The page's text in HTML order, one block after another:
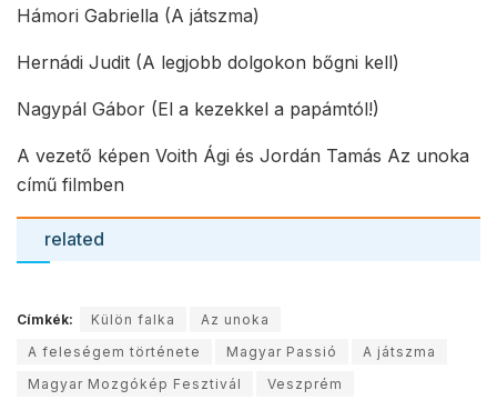
Hámori Gabriella (A játszma)
Hernádi Judit (A legjobb dolgokon bőgni kell)
Nagypál Gábor (El a kezekkel a papámtól!)
A vezető képen Voith Ági és Jordán Tamás Az unoka
című filmben
related
Címkék: Külön falka
Az unoka
A feleségem története
Magyar Passió
A játszma
Magyar Mozgókép Fesztivál
Veszprém